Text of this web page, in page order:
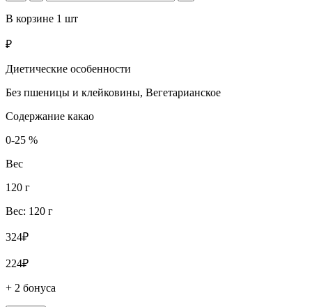
В корзине 1 шт
₽
Диетические особенности
Без пшеницы и клейковины, Вегетарианское
Содержание какао
0-25 %
Вес
120 г
Вес: 120 г
324₽
224₽
+ 2 бонуса